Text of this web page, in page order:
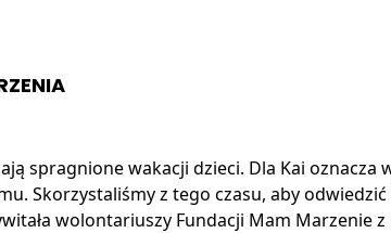
spragnione wakacji dzieci. Dla Kai oznacza
Skorzystaliśmy z tego czasu, aby
wolontariuszy Fundacji Mam Marzenie